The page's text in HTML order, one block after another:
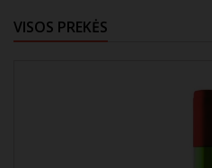
VISOS PREKĖS